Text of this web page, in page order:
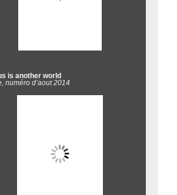
is another world
numéro d’aout 2014